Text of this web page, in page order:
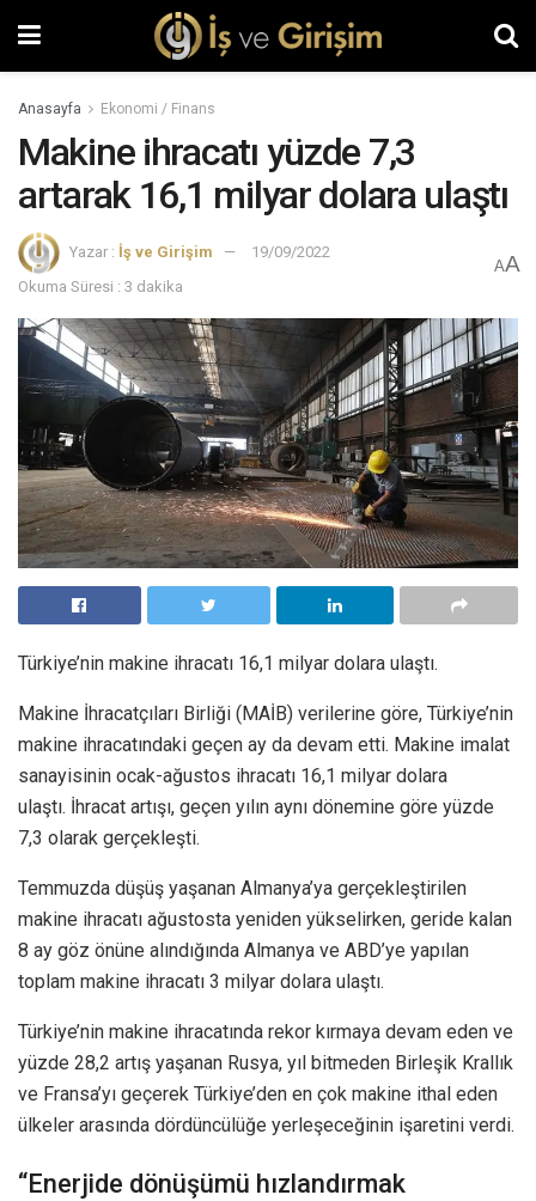
Anasayfa Ekonomi / Finans
Makine ihracatı yüzde 7,3
artarak 16,1 milyar dolara ulaştı
Yazar : İş ve Girişim
19/09/2022
Okuma Süresi : 3 dakika
AA
Türkiye’nin makine ihracatı 16,1 milyar dolara ulaştı.
Makine İhracatçıları Birliği (MAİB) verilerine göre, Türkiye’nin
makine ihracatındaki geçen ay da devam etti. Makine imalat
sanayisinin ocak-ağustos ihracatı 16,1 milyar dolara
ulaştı. İhracat artışı, geçen yılın aynı dönemine göre yüzde
7,3 olarak gerçekleşti.
Temmuzda düşüş yaşanan Almanya’ya gerçekleştirilen
makine ihracatı ağustosta yeniden yükselirken, geride kalan
8 ay göz önüne alındığında Almanya ve ABD’ye yapılan
toplam makine ihracatı 3 milyar dolara ulaştı.
Türkiye’nin makine ihracatında rekor kırmaya devam eden ve
yüzde 28,2 artış yaşanan Rusya, yıl bitmeden Birleşik Krallık
ve Fransa’yı geçerek Türkiye’den en çok makine ithal eden
ülkeler arasında dördüncülüğe yerleşeceğinin işaretini verdi.
“Enerjide dönüşümü hızlandırmak